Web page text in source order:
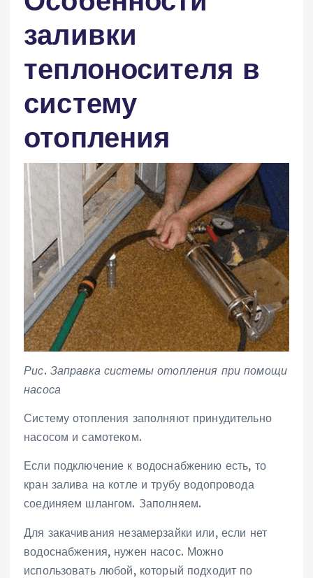
заливки
теплоносителя в
систему
отопления
Рис. Заправка системы отопления при помощи
насоса
Систему отопления заполняют принудительно
насосом и самотеком.
Если подключение к водоснабжению есть, то
кран залива на котле и трубу водопровода
соединяем шлангом. Заполняем.
Для закачивания незамерзайки или, если нет
водоснабжения, нужен насос. Можно
использовать любой, который подходит по